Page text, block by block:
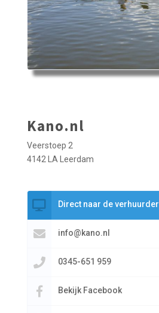
Kano.nl
Veerstoep 2
4142 LA Leerdam
Direct naar de verhuurder
info@kano.nl
0345-651 959
Bekijk Facebook